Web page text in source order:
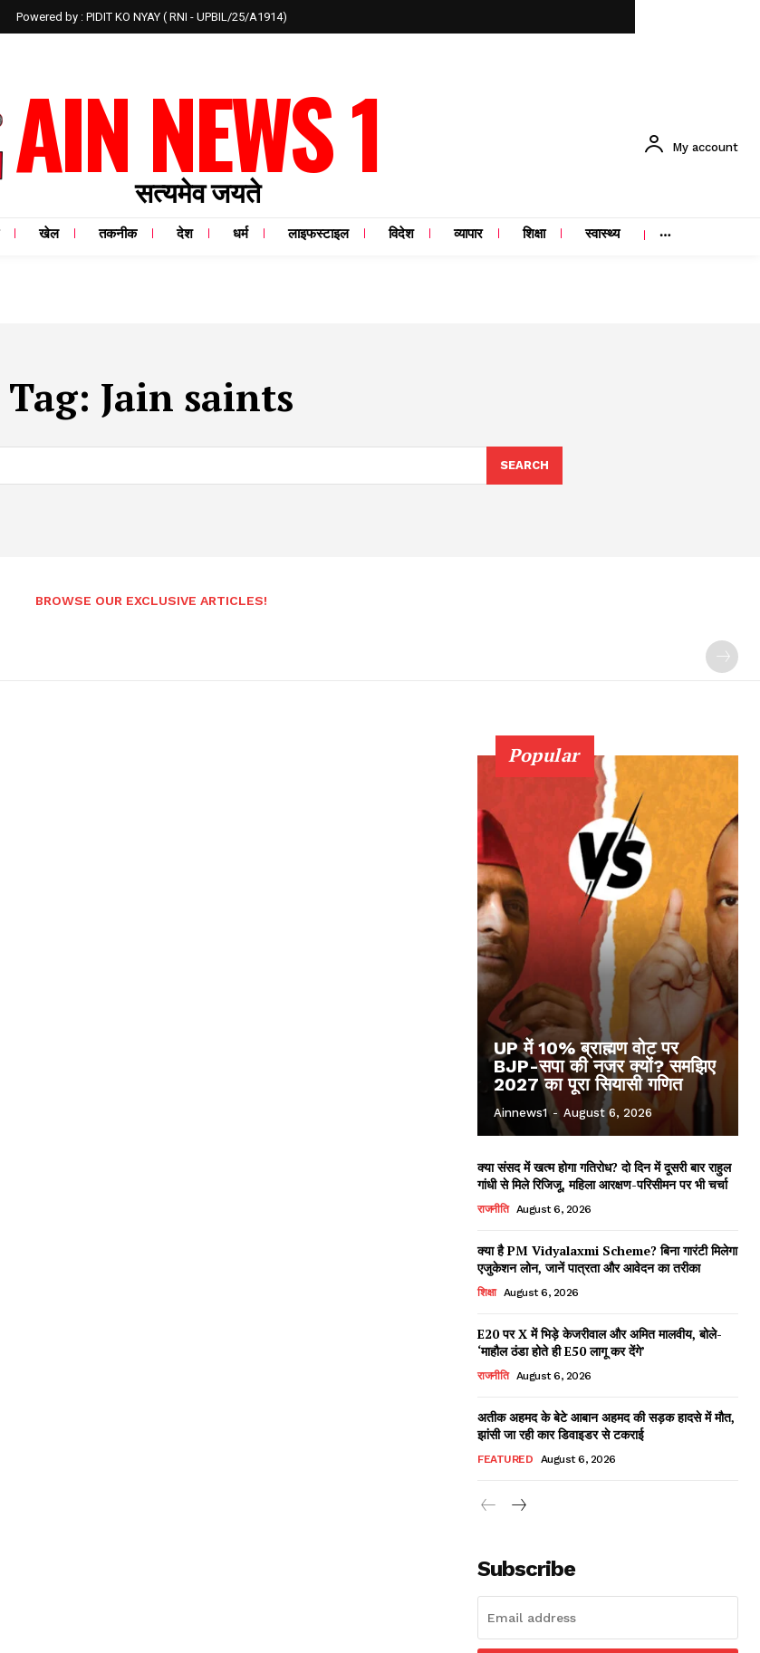
Powered by : PIDIT KO NYAY ( RNI - UPBIL/25/A1914)
AIN NEWS 1
सत्यमेव जयते
My account
खेल तकनीक देश धर्म लाइफस्टाइल विदेश व्यापार शिक्षा स्वास्थ्य
Tag: Jain saints
SEARCH
BROWSE OUR EXCLUSIVE ARTICLES!
Popular
UP में 10% ब्राह्मण वोट पर
BJP-सपा की नजर क्यों? समझिए
2027 का पूरा सियासी गणित
Ainnews1 - August 6, 2026
क्या संसद में खत्म होगा गतिरोध? दो दिन में दूसरी बार राहुल
गांधी से मिले रिजिजू, महिला आरक्षण-परिसीमन पर भी चर्चा
राजनीति August 6, 2026
क्या है PM Vidyalaxmi Scheme? बिना गारंटी मिलेगा
एजुकेशन लोन, जानें पात्रता और आवेदन का तरीका
शिक्षा August 6, 2026
E20 पर X में भिड़े केजरीवाल और अमित मालवीय, बोले-
‘माहौल ठंडा होते ही E50 लागू कर देंगे’
राजनीति August 6, 2026
अतीक अहमद के बेटे आबान अहमद की सड़क हादसे में मौत,
झांसी जा रही कार डिवाइडर से टकराई
FEATURED August 6, 2026
Subscribe